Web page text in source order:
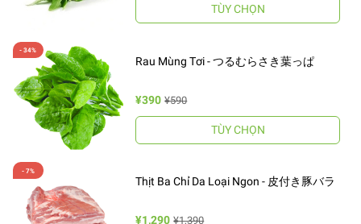
TÙY CHỌN
Rau Mùng Tơi - つるむらさき葉っぱ
¥390 ¥590
TÙY CHỌN
Thịt Ba Chỉ Da Loại Ngon - 皮付き豚バラ
¥1,290 ¥1,390